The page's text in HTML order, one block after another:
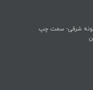
بلوار پونه شرقی- سمت چپ